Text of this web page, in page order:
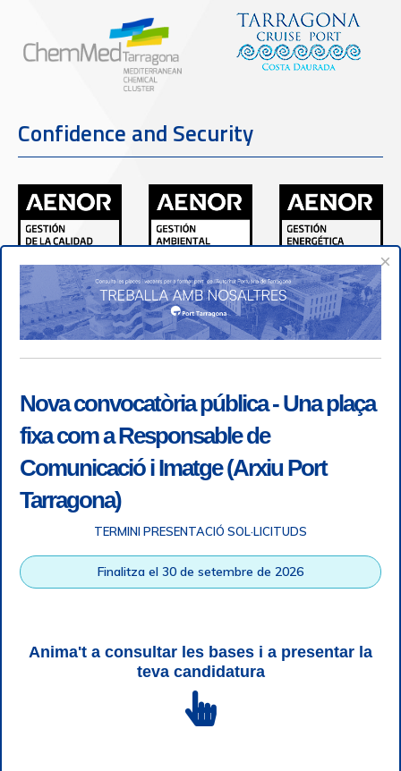
Confidence and Security
Accessibility Legal note | + info RGPD |Information of
×
Nova convocatòria pública - Una plaça
fixa com a Responsable de
Comunicació i Imatge (Arxiu Port
Tarragona)
TERMINI PRESENTACIÓ SOL·LICITUDS
Finalitza el 30 de setembre de 2026
Anima't a consultar les bases i a presentar la
teva candidatura